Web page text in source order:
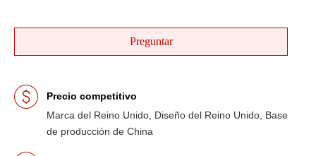
Preguntar
Precio competitivo
Marca del Reino Unido, Diseño del Reino Unido, Base
de producción de China